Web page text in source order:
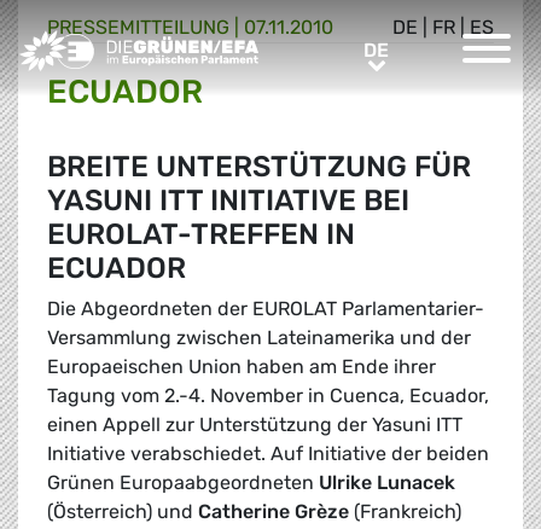
Greens/EFA Home DEDE
DE FR ES
PRESSE­MITTEILUNG 07.11.2010
ECUADOR
BREITE UNTERSTÜTZUNG FÜR
YASUNI ITT INITIATIVE BEI
EUROLAT-TREFFEN IN
ECUADOR
Die Abgeordneten der EUROLAT Parlamentarier-
Versammlung zwischen Lateinamerika und der
Europaeischen Union haben am Ende ihrer
Tagung vom 2.-4. November in Cuenca, Ecuador,
einen Appell zur Unterstützung der Yasuni ITT
Initiative verabschiedet. Auf Initiative der beiden
Grünen Europaabgeordneten Ulrike Lunacek
(Österreich) und Catherine Grèze (Frankreich)